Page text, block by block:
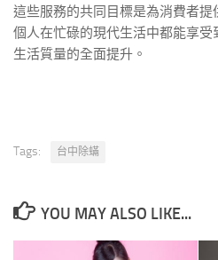
這些服務的共同目標是為消費者
個人在忙碌的現代生活中都能享
生活質量的全面提升。
Tags: 台中除蟎
YOU MAY ALSO LIKE...